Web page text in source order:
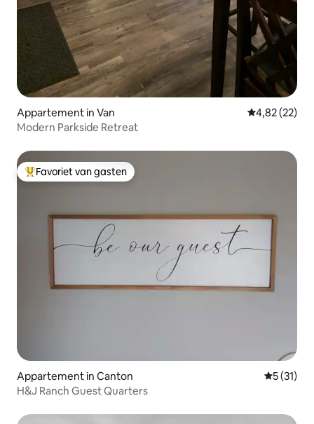
Appartement in Van Gemiddelde
4,82 (22)
Modern Parkside Retreat
Topfavoriet van gasten
Favoriet van gasten
Appartement in Canton
5 (31)
H&J Ranch Guest Quarters